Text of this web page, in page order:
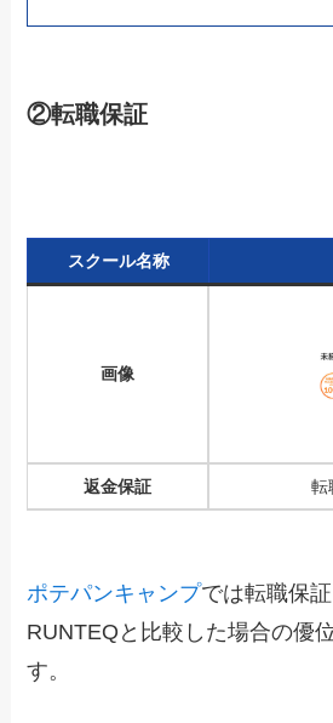
②転職保証
スクール名称
画像
返金保証 転
ポテパンキャンプでは転職保
RUNTEQと比較した場合の優
す。